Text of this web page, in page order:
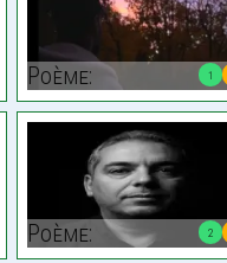
1
Poème:
2
Poème: